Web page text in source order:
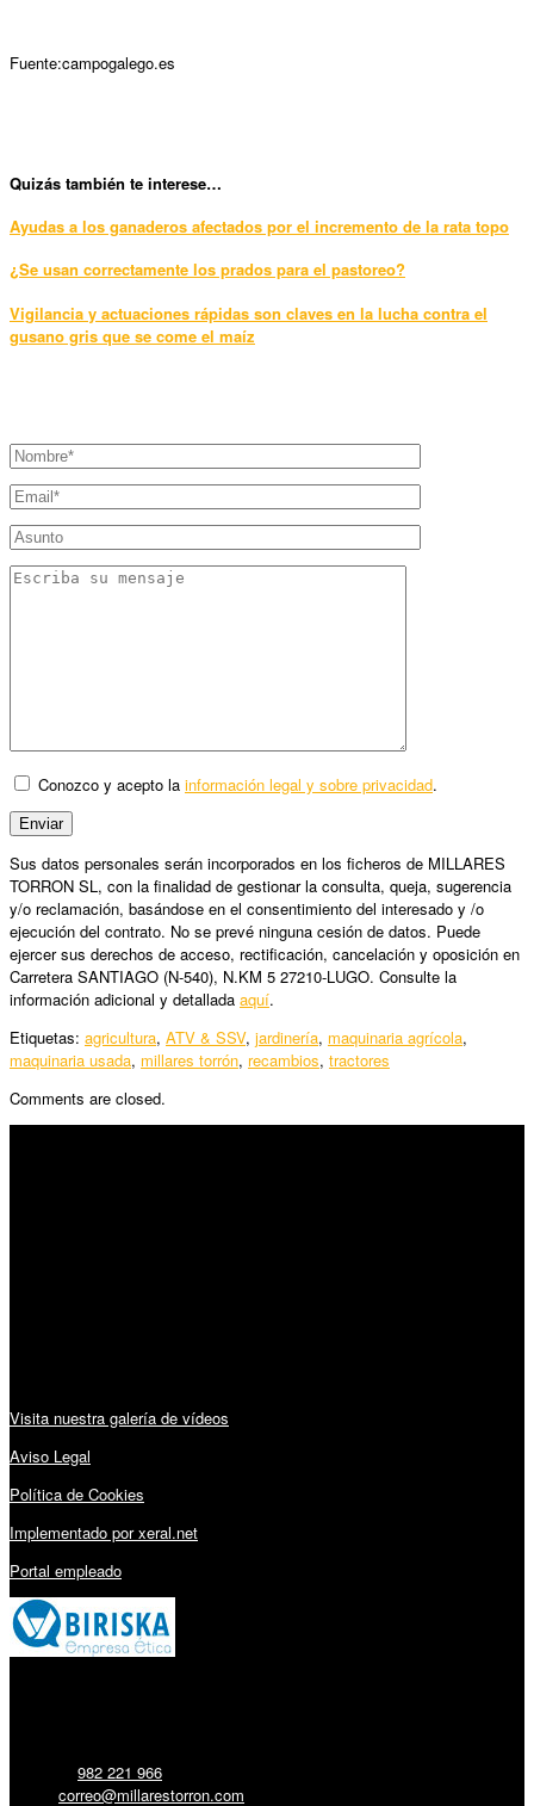
Fuente:campogalego.es
Quizás también te interese…
Ayudas a los ganaderos afectados por el incremento de la rata topo
¿Se usan correctamente los prados para el pastoreo?
Vigilancia y actuaciones rápidas son claves en la lucha contra el
gusano gris que se come el maíz
Conozco y acepto la información legal y sobre privacidad.
Sus datos personales serán incorporados en los ficheros de MILLARES
TORRON SL, con la finalidad de gestionar la consulta, queja, sugerencia
y/o reclamación, basándose en el consentimiento del interesado y /o
ejecución del contrato. No se prevé ninguna cesión de datos. Puede
ejercer sus derechos de acceso, rectificación, cancelación y oposición en
Carretera SANTIAGO (N-540), N.KM 5 27210-LUGO. Consulte la
información adicional y detallada aquí.
Etiquetas: agricultura, ATV & SSV, jardinería, maquinaria agrícola,
maquinaria usada, millares torrón, recambios, tractores
Comments are closed.
Visita nuestra galería de vídeos
Aviso Legal
Política de Cookies
Implementado por xeral.net
Portal empleado
982 221 966
correo@millarestorron.com